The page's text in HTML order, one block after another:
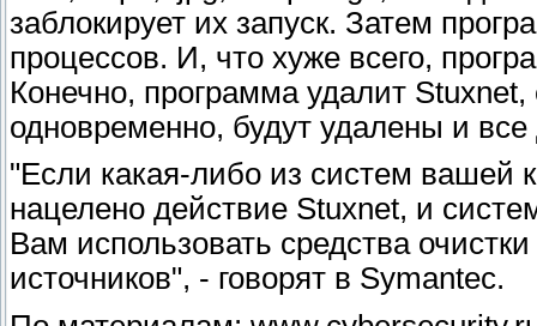
заблокирует их запуск. Затем
процессов. И, что хуже всего,
Конечно, программа удалит
одновременно, будут удалены и
"Если какая-либо из систем вашей
нацелено действие Stuxnet, и
Вам использовать средства
источников", - говорят в Symantec.